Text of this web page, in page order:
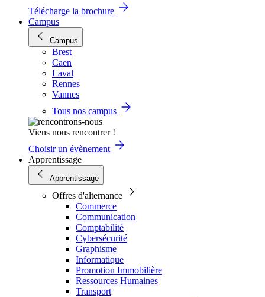
Télécharge la brochure
Campus
Campus
Brest
Caen
Laval
Rennes
Vannes
Tous nos campus
Viens nous rencontrer !
Choisir un évènement
Apprentissage
Apprentissage
Offres d'alternance
Commerce
Communication
Comptabilité
Cybersécurité
Graphisme
Informatique
Promotion Immobilière
Ressources Humaines
Transport